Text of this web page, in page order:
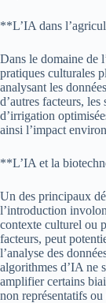
**L’IA dans
Dans le domaine de
pratiques culturales
analysant les
d’autres facteurs,
d’irrigation
ainsi l’impact
**L’IA et la
Un des principaux
l’introduction
contexte culturel ou
facteurs, peut
l’analyse des
algorithmes d’IA ne
amplifier certains
non représentatifs